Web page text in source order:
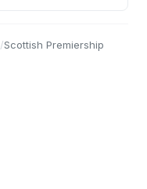
/Scottish Premiership